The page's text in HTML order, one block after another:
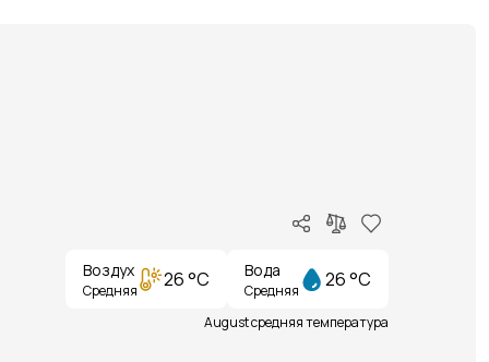
Воздух
Средняя 26 °C Вода
Средняя 26 °C
August средняя температура